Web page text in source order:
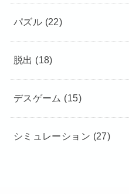
パズル (22)
脱出 (18)
デスゲーム (15)
シミュレーション (27)